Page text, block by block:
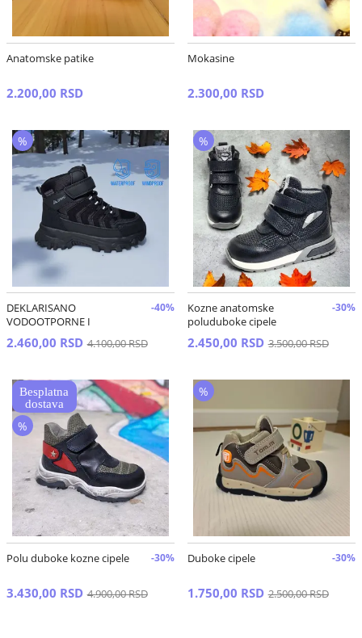
Anatomske patike
2.200,00 RSD
Mokasine
2.300,00 RSD
DEKLARISANO
VODOOTPORNE I
VETROOTPORNE zimske
cipele
-40%
2.460,00 RSD 4.100,00 RSD
%
Kozne anatomske
poluduboke cipele
-30%
2.450,00 RSD 3.500,00 RSD
%
Polu duboke kozne cipele -30%
3.430,00 RSD 4.900,00 RSD
%
Duboke cipele -30%
1.750,00 RSD 2.500,00 RSD
%